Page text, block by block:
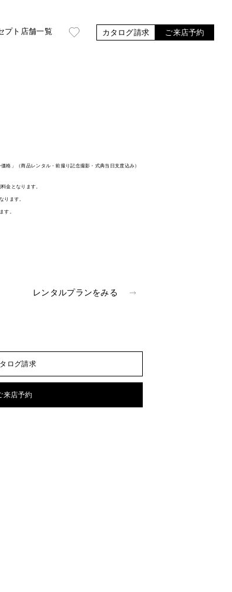
カタログ請求 ご来店予約
プト 店舗一覧
格」（商品レンタル・前撮り記念撮影・式典当日支度込み）
金となります。
ります。
す。
レンタルプランをみる
ログ請求
来店予約